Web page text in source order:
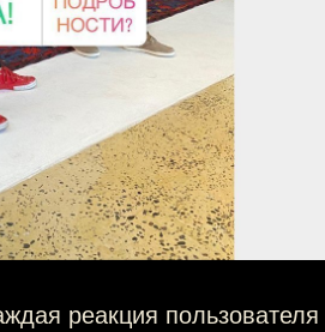
реакция